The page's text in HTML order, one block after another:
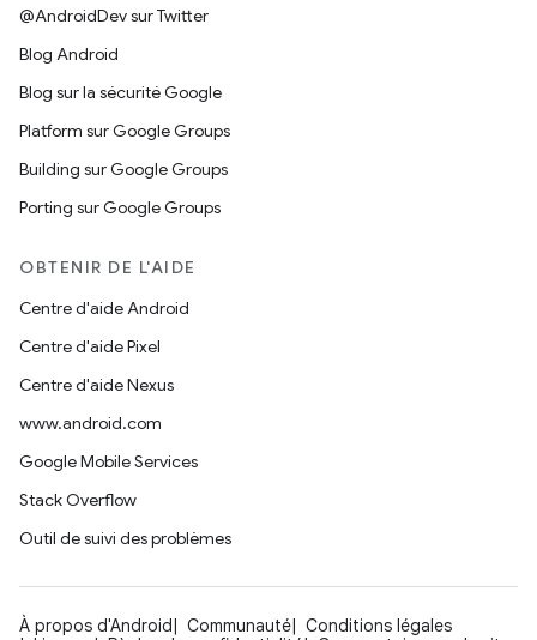
@AndroidDev sur Twitter
Blog Android
Blog sur la sécurité Google
Platform sur Google Groups
Building sur Google Groups
Porting sur Google Groups
OBTENIR DE L'AIDE
Centre d'aide Android
Centre d'aide Pixel
Centre d'aide Nexus
www.android.com
Google Mobile Services
Stack Overflow
Outil de suivi des problèmes
À propos d'Android Communauté
Conditions légales